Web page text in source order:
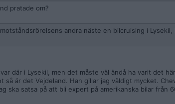
pratade om?
andra näste en bilcruising i Lysekil,
där i Lysekil, men det måste väl ändå ha varit det
är det Vejdeland. Han gillar jag väldigt mycket.
ska satsa på att bli expert på amerikanska bilar från